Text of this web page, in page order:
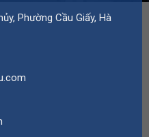
Phường Cầu Giấy, Hà